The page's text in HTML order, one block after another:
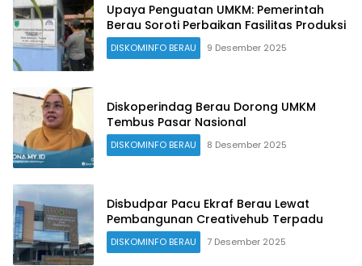
Upaya Penguatan UMKM: Pemerintah
Berau Soroti Perbaikan Fasilitas Produksi
DISKOMINFO BERAU 9 Desember 2025
Diskoperindag Berau Dorong UMKM
Tembus Pasar Nasional
DISKOMINFO BERAU 8 Desember 2025
Disbudpar Pacu Ekraf Berau Lewat
Pembangunan Creativehub Terpadu
DISKOMINFO BERAU 7 Desember 2025